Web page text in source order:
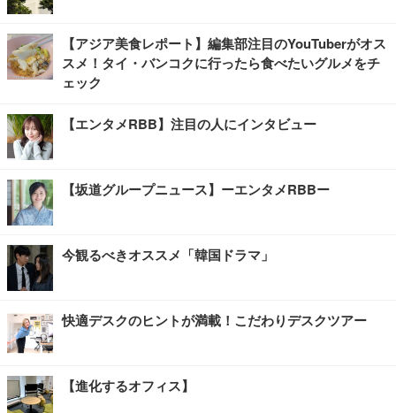
【アジア美食レポート】編集部注目のYouTuberがオス
スメ！タイ・バンコクに行ったら食べたいグルメをチ
ェック
【エンタメRBB】注目の人にインタビュー
【坂道グループニュース】ーエンタメRBBー
今観るべきオススメ「韓国ドラマ」
快適デスクのヒントが満載！こだわりデスクツアー
【進化するオフィス】